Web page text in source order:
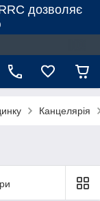
дозволяє
Канцелярiя